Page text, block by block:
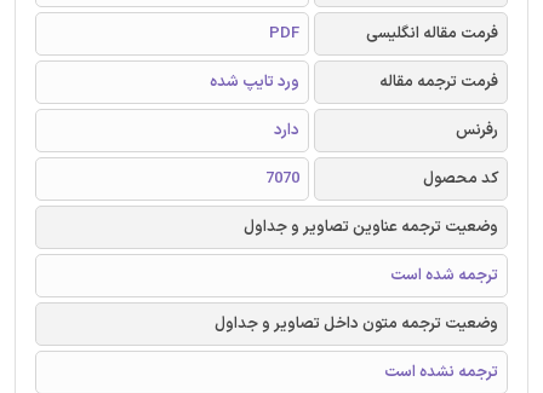
فرمت مقاله انگلیسی
PDF
فرمت ترجمه مقاله
ورد تایپ شده
رفرنس
دارد
کد محصول
7070
وضعیت ترجمه عناوین تصاویر و جداول
ترجمه شده است
وضعیت ترجمه متون داخل تصاویر و جداول
ترجمه نشده است